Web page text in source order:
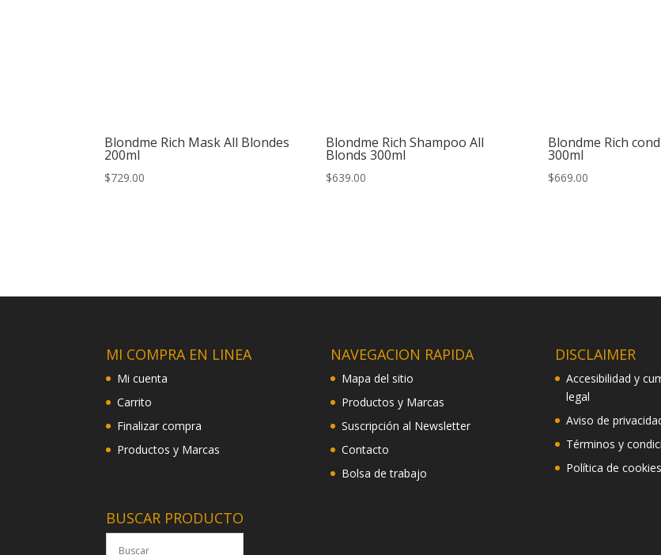
Blondme Rich Mask All Blondes
200ml
$729.00
Blondme Rich Shampoo All
Blonds 300ml
$639.00
Blondme Rich
300ml
$669.00
MI COMPRA EN LINEA
Mi cuenta
Carrito
Finalizar compra
Productos y Marcas
BUSCAR PRODUCTO
NAVEGACION RAPIDA
Mapa del sitio
Productos y Marcas
Suscripción al Newsletter
Contacto
Bolsa de trabajo
DISCLAIMER
Accesibilidad y
legal
Aviso de
Términos y
Política de cookies